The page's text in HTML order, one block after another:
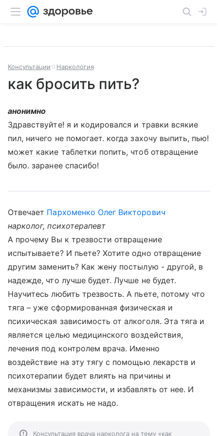
Консультации Наркология
как бросить пить?
анонимно
Здравствуйте! я и кодировался и травки всякие
пил, ничего не помогает. когда захочу выпить, пью!
может какие таблетки попить, чтоб отвращение
было. заранее спасибо!
Отвечает Пархоменко Олег Викторович
нарколог, психотерапевт
А прочему Вы к трезвости отвращение
испытываете? И пьете? Хотите одно отвращение
другим заменить? Как жену постылую - другой, в
надежде, что лучше будет. Лучше не будет.
Научитесь любить трезвость. А пьете, потому что
тяга – уже сформированная физическая и
психическая зависимость от алкоголя. Эта тяга и
является целью медицинского воздействия,
лечения под контролем врача. Именно
воздействие на эту тягу с помощью лекарств и
психотерапии будет влиять на причины и
механизмы зависимости, и избавлять от нее. И
отвращения искать не надо.
Консультация врача нарколога на тему «как